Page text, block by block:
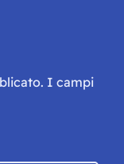
I campi